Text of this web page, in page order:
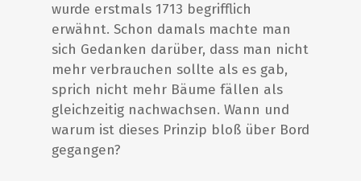
wurde erstmals 1713 begrifflich
erwähnt. Schon damals machte man
sich Gedanken darüber, dass man nicht
mehr verbrauchen sollte als es gab,
sprich nicht mehr Bäume fällen als
gleichzeitig nachwachsen. Wann und
warum ist dieses Prinzip bloß über Bord
gegangen?